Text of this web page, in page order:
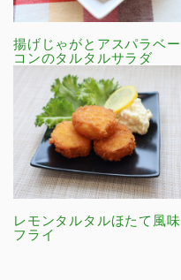
揚げじゃがとアスパラベー
コンのタルタルサラダ
レモンタルタルほたて風味
フライ